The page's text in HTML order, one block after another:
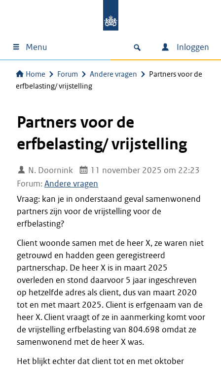
Menu Inloggen
Home Forum Andere vragen
Partners voor de
erfbelasting/ vrijstelling
Partners voor de
erfbelasting/ vrijstelling
N. Doornink
11 november 2025 om 22:23
Forum: Andere vragen
Vraag: kan je in onderstaand geval samenwonend
partners zijn voor de vrijstelling voor de
erfbelasting?
Client woonde samen met de heer X, ze waren niet
getrouwd en hadden geen geregistreerd
partnerschap. De heer X is in maart 2025
overleden en stond daarvoor 5 jaar ingeschreven
op hetzelfde adres als client, dus van maart 2020
tot en met maart 2025. Client is erfgenaam van de
heer X. Client vraagt of ze in aanmerking komt voor
de vrijstelling erfbelasting van 804.698 omdat ze
samenwonend met de heer X was.
Het blijkt echter dat client tot en met oktober